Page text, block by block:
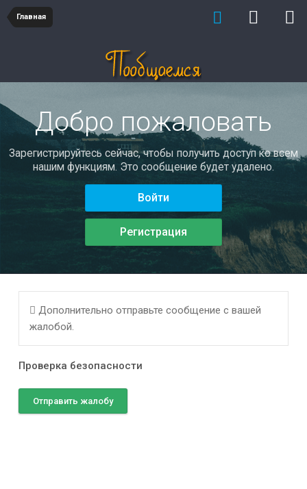
Главная
Добро пожаловать
Зарегистрируйтесь сейчас, чтобы получить доступ ко всем
нашим функциям. Это сообщение будет удалено.
Войти
Регистрация
Дополнительно отправьте сообщение с вашей
жалобой.
Проверка безопасности
Отправить жалобу